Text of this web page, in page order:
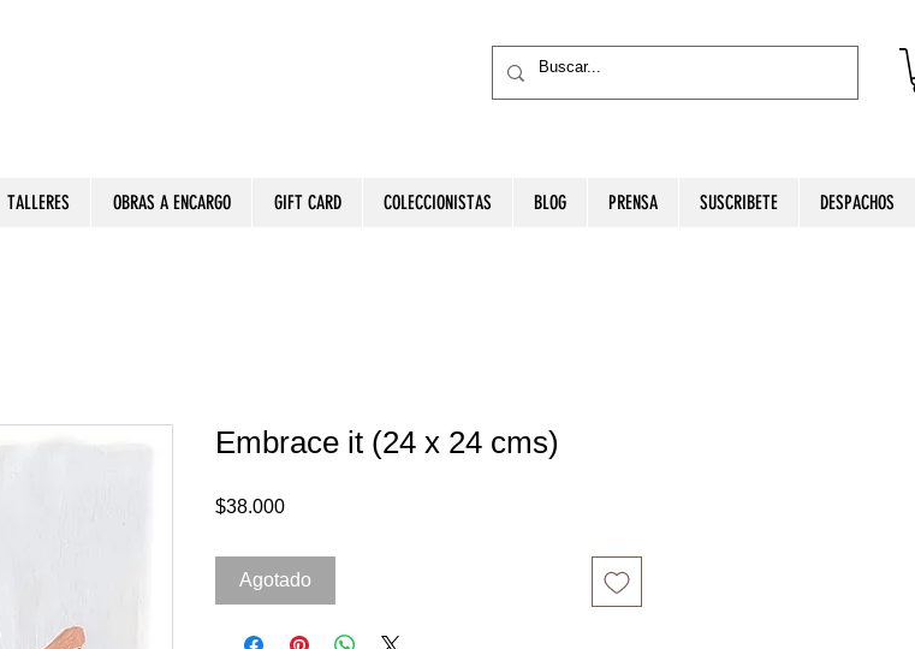
TALLERES OBRAS A ENCARGO GIFT CARD COLECCIONISTAS BLOG PRENSA SUSCRIBETE DESPACHOS
Embrace it (24 x 24 cms)
$38.000Precio
Agotado